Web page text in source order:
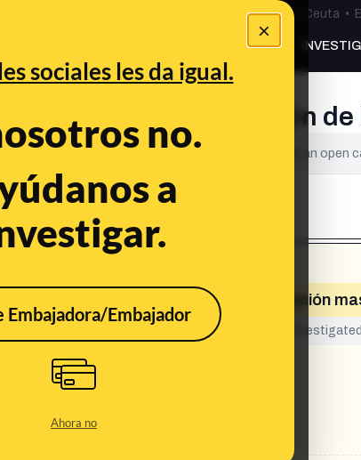
×
sociales les da igual.
no.
a
Embajadora/Embajador
Ahora no
Especial Ceuta•Bulos Ceuta •
PREBUNKING
plantea la suspensión
This content has NOT yet been verified. It is an open
plantea la suspensión de la regularización
This content has not yet been
la suspensión de la regularización masiva